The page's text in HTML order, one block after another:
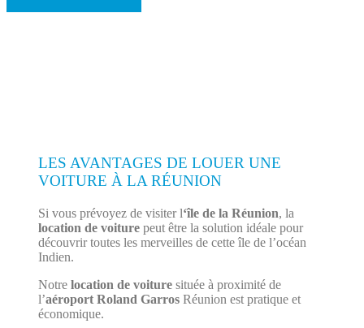
LES AVANTAGES DE LOUER UNE
VOITURE À LA RÉUNION
Si vous prévoyez de visiter l‘île de la Réunion, la
location de voiturepeut être la solution idéale pour
découvrir toutes les merveilles de cette île de l’océan
Indien.
Notre location de voituresituée à proximité de
l’aéroport Roland GarrosRéunion est pratique et
économique.